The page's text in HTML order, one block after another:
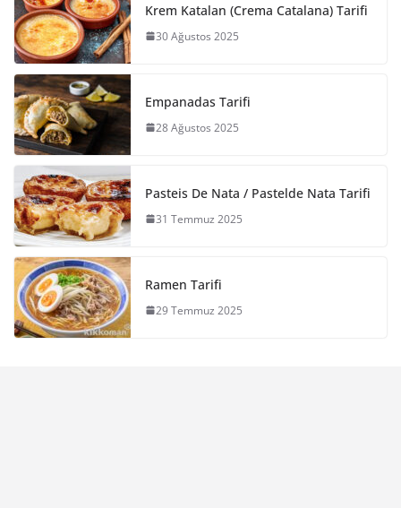
Krem Katalan (Crema Catalana) Tarifi
30 Ağustos 2025
Empanadas Tarifi
28 Ağustos 2025
Pasteis De Nata / Pastelde Nata Tarifi
31 Temmuz 2025
Ramen Tarifi
29 Temmuz 2025